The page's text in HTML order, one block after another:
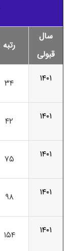
سال
قبولی
رتبه
۱۴۰۱ ۳۴
۱۴۰۱
۴۲
۱۴۰۱
۷۵
۱۴۰۱
۹۸
۱۴۰۱
۱۵۴